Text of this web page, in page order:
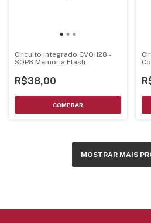
Circuito Integrado CVQ1128 -
SOP8 Memória Flash
R$38,00
MOSTRAR MAIS